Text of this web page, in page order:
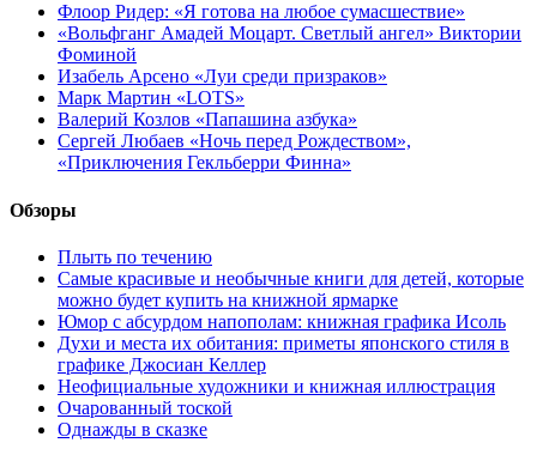
Флоор Ридер: «Я готова на любое сумасшествие»
«Вольфганг Амадей Моцарт. Светлый ангел» Виктории
Фоминой
Изабель Арсено «Луи среди призраков»
Марк Мартин «LOTS»
Валерий Козлов «Папашина азбука»
Сергей Любаев «Ночь перед Рождеством»,
«Приключения Гекльберри Финна»
Обзоры
Плыть по течению
Самые красивые и необычные книги для детей, которые
можно будет купить на книжной ярмарке
Юмор с абсурдом напополам: книжная графика Исоль
Духи и места их обитания: приметы японского стиля в
графике Джосиан Келлер
Неофициальные художники и книжная иллюстрация
Очарованный тоской
Однажды в сказке